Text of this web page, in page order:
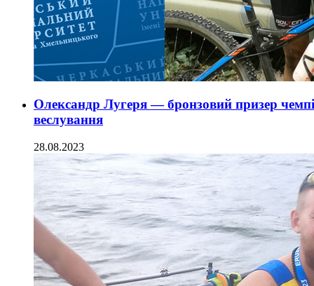
Олександр Лугеря — бронзовий призер
веслування
28.08.2023